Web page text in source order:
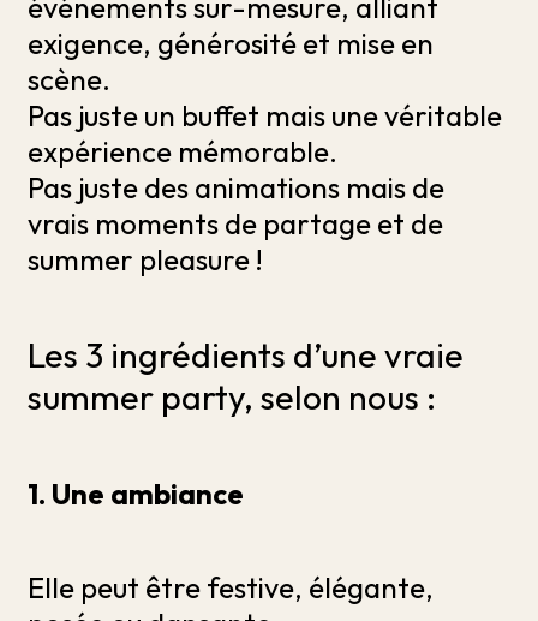
exigence, générosité et mise en
scène.
Pas juste un buffet mais une véritable
expérience mémorable.
Pas juste des animations mais de
vrais moments de partage et de
summer pleasure !
Les 3 ingrédients d’une vraie
summer party, selon nous :
1. Une ambiance
Elle peut être festive, élégante,